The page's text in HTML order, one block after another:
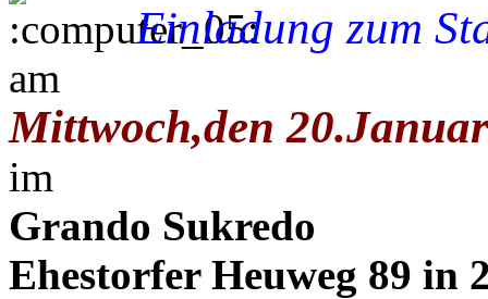
Einladung zum
am
Mittwoch,den
im
Grando Sukredo
Ehestorfer Heuweg 89 in